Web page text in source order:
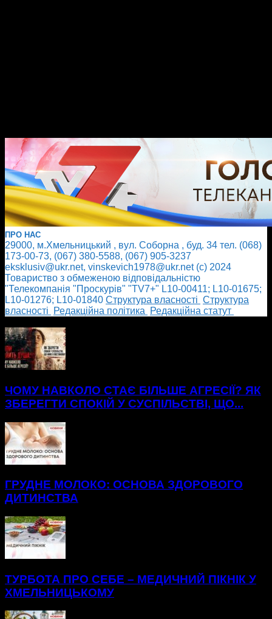
ПРО НАС
29000, м.Хмельницький , вул. Соборна , буд. 34 тел. (068)
173-00-73, (067) 380-5588, (067) 905-3237
eksklusiv@ukr.net, vinskevich1978@ukr.net (с) 2024
Товариство з обмеженою відповідальністю
"Телекомпанія "Проскурів" "TV7+" L10-00411; L10-01675;
L10-01276; L10-01840 Cтруктура власності Cтруктура
власності
Редакційна політика
Редакційна статут
ЧОМУ НАВКОЛО СТАЄ БІЛЬШЕ АГРЕСІЇ? ЯК
ЗБЕРЕГТИ СПОКІЙ У СУСПІЛЬСТВІ, ЩО...
ГРУДНЕ МОЛОКО: ОСНОВА ЗДОРОВОГО
ДИТИНСТВА
ТУРБОТА ПРО СЕБЕ – МЕДИЧНИЙ ПІКНІК У
ХМЕЛЬНИЦЬКОМУ